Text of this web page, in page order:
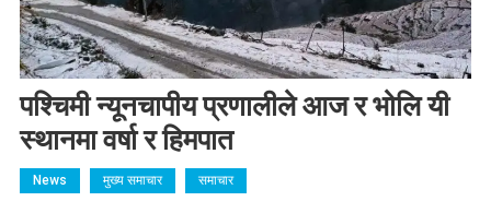
पश्चिमी न्यूनचापीय प्रणालीले आज र भोलि यी
स्थानमा वर्षा र हिमपात
News मुख्य समाचार समाचार